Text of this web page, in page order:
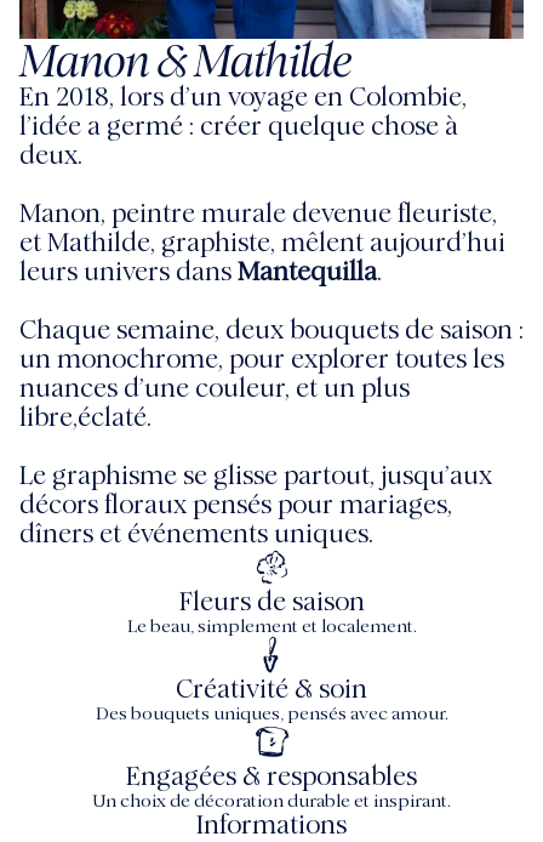
Manon & Mathilde
En 2018, lors d’un voyage en Colombie,
l’idée a germé : créer quelque chose à
deux.
Manon, peintre murale devenue fleuriste,
et Mathilde, graphiste, mêlent aujourd’hui
leurs univers dansMantequilla.
Chaque semaine, deux bouquets de saison :
un monochrome, pour explorer toutes les
nuances d’une couleur, et un plus
libre,éclaté.
Le graphisme se glisse partout, jusqu’aux
décors floraux pensés pour mariages,
dîners et événements uniques.
Fleurs de saison
Le beau, simplement et localement.
Créativité & soin
Des bouquets uniques, pensés avec amour.
Engagées & responsables
Un choix de décoration durable et inspirant.
Informations